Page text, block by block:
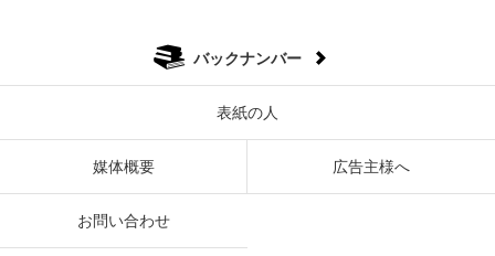
バックナンバー
表紙の人
媒体概要 広告主様へ
お問い合わせ